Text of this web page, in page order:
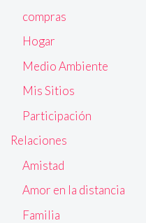
compras
Hogar
Medio Ambiente
Mis Sitios
Participación
Relaciones
Amistad
Amor en la distancia
Familia